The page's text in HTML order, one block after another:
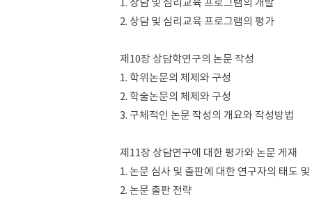
2. 상담 및 심리교육 프로그램의 평가
제10장 상담학연구의 논문 작성
1. 학위논문의 체제와 구성
2. 학술논문의 체제와 구성
3. 구체적인 논문 작성의 개요와 작성방법
제11장 상담연구에 대한 평가와 논문 게재
1. 논문 심사 및 출판에 대한 연구자의 태도
2. 논문 출판 전략